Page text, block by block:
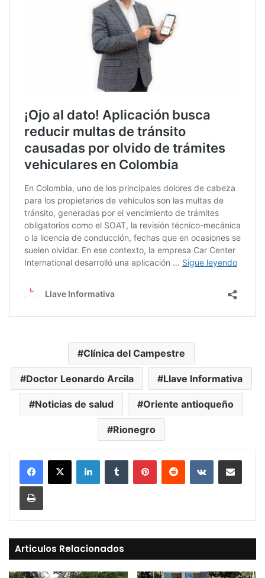
Clínica del Campestre
Doctor Leonardo Arcila Llave Informativa
Noticias de salud Oriente antioqueño
Rionegro
LinkedInTumblr PinterestReddit VKontakteCompartir vía Mail
Print
Articulos Relacionados